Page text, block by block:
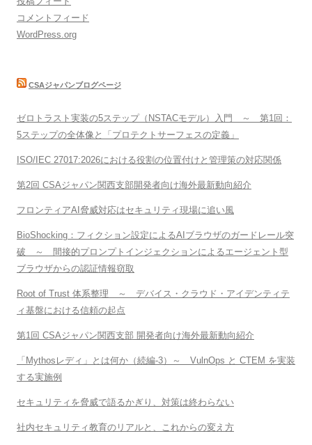
コメントフィード
WordPress.org
CSAジャパンブログページ
ゼロトラスト実装の5ステップ（NSTACモデル）入門 ～ 第1回：
5ステップの全体像と「プロテクトサーフェスの定義」
ISO/IEC 27017:2026における役割の位置付けと管理策の対応関係
第2回 CSAジャパン関西支部開発者向け海外最新動向紹介
フロンティアAI脅威対応はセキュリティ現場に追い風
BioShocking：フィクション設定によるAIブラウザのガードレール突
破 ～ 間接的プロンプトインジェクションによるエージェント型
ブラウザからの認証情報窃取
Root of Trust 体系整理 ～ デバイス・クラウド・アイデンティテ
ィ基盤における信頼の起点
第1回 CSAジャパン関西支部 開発者向け海外最新動向紹介
「Mythosレディ」とは何か（続編-3）～ VulnOps と CTEM を実装
する実施例
セキュリティを脅威で語るかぎり、対策は終わらない
社内セキュリティ教育のリアルと、これからの変え方